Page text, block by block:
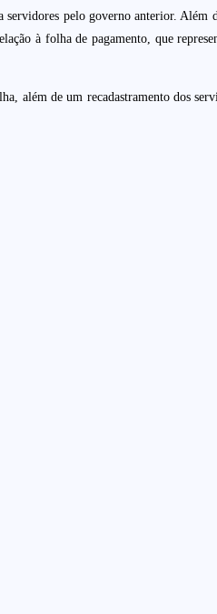
pelo governo anterior.
à folha de pagamento, que
além de um recadastramento dos